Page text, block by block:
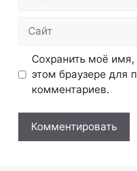
Сохранить моё имя,
этом браузере для
комментариев.